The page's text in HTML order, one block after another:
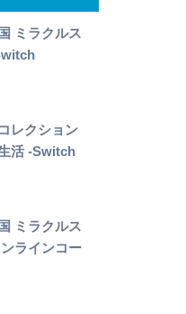
ミラクルス
レクション
活 -Switch
ミラクルス
ラインコー